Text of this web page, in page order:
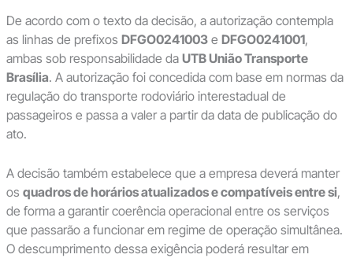
De acordo com o texto da decisão, a autorização contempla
as linhas de prefixos DFGO0241003e DFGO0241001,
ambas sob responsabilidade da UTB União Transporte
Brasília. A autorização foi concedida com base em normas da
regulação do transporte rodoviário interestadual de
passageiros e passa a valer a partir da data de publicação do
ato.
A decisão também estabelece que a empresa deverá manter
os quadros de horários atualizados e compatíveis entre si,
de forma a garantir coerência operacional entre os serviços
que passarão a funcionar em regime de operação simultânea.
O descumprimento dessa exigência poderá resultar em